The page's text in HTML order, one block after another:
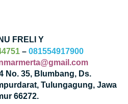
FRELI Y
– 081554917900
No. 35, Blumbang, Ds.
Tulungagung, Jawa
66272.